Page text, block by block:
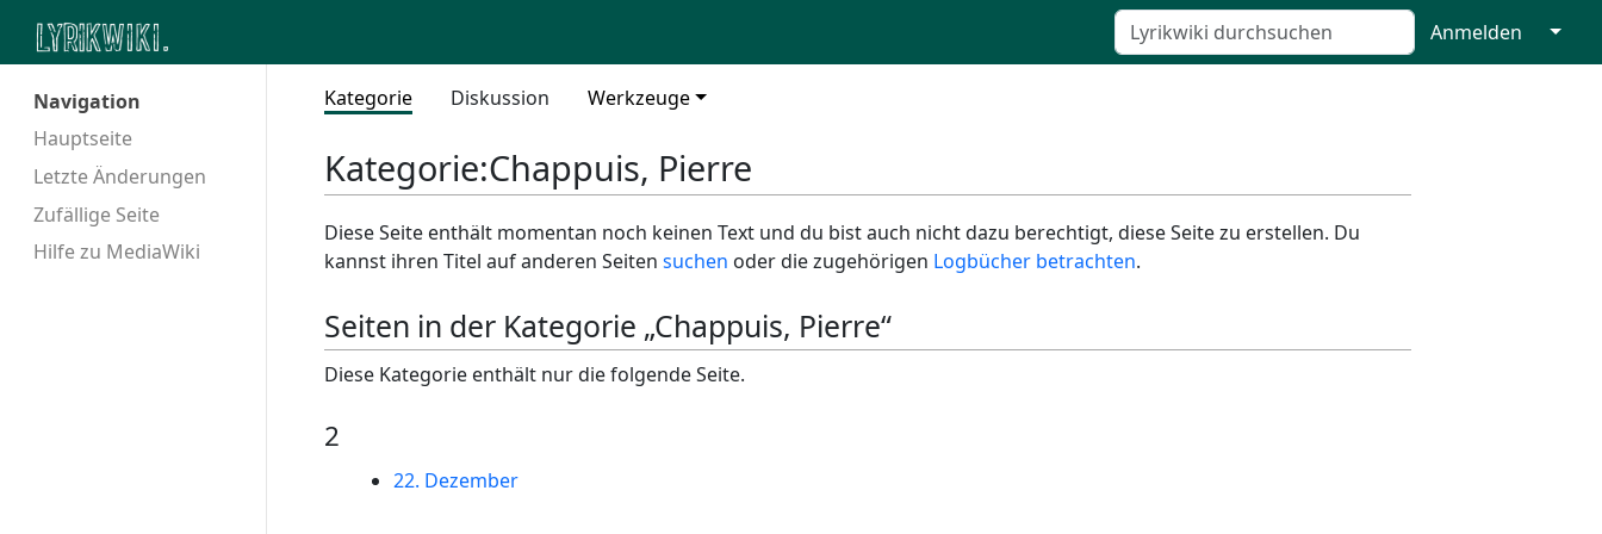
Anmelden ↓
Navigation
Hauptseite
Letzte Änderungen
Zufällige Seite
Hilfe zu MediaWiki
Kategorie Diskussion Werkzeuge
Kategorie:Chappuis, Pierre
Diese Seite enthält momentan noch keinen Text und du bist auch nicht dazu berechtigt, diese Seite zu erstellen. Du
kannst ihren Titel auf anderen Seiten suchen oder die zugehörigen Logbücher betrachten.
Seiten in der Kategorie „Chappuis, Pierre“
Diese Kategorie enthält nur die folgende Seite.
2
22. Dezember